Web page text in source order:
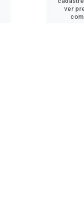
ver